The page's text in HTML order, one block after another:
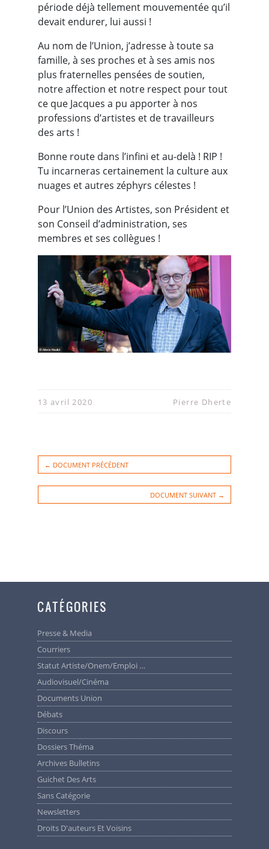
période déjà tellement mouvementée qu’il
devait endurer, lui aussi !
Au nom de l’Union, j’adresse à toute sa
famille, à ses proches et à ses amis nos
plus fraternelles pensées de soutien,
notre affection et notre respect pour tout
ce que Jacques a pu apporter à nos
professions d’artistes et de travailleurs
des arts !
Bonne route dans l’infini et au-delà ! RIP !
Tu incarneras certainement la culture aux
nuages et autres zéphyrs célestes !
Pour l’Union des Artistes, son Président et
son Conseil d’administration, ses
membres et ses collègues !
13 avril 2020 Pierre Dherte
← DOCUMENT PRÉCÉDENT
DOCUMENT SUIVANT →
CATÉGORIES
Presse & Media
Courriers
Statut Artiste/Onem/Emploi …
Audiovisuel/cinéma
Documents Union
Débats
Discours
Dossiers Théma
Archives Bulletins
Guichet Des Arts
Sans Catégorie
Newsletters
Droits D'auteurs Et Voisins